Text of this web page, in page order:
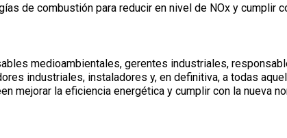
de combustión para reducir en nivel de NOx y cumplir
medioambientales, gerentes industriales,
industriales, instaladores y, en definitiva, a todas
mejorar la eficiencia energética y cumplir con la nueva